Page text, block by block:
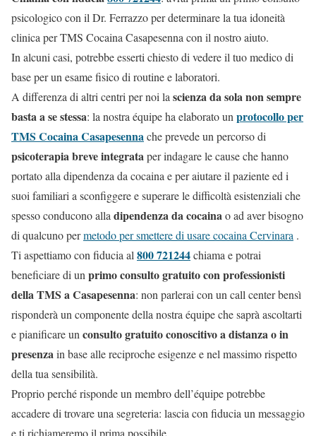
psicologico con il Dr. Ferrazzo per determinare la tua idoneità
clinica per TMS Cocaina Casapesenna con il nostro aiuto.
In alcuni casi, potrebbe esserti chiesto di vedere il tuo medico di
base per un esame fisico di routine e laboratori.
A differenza di altri centri per noi la scienza da sola non sempre
basta a se stessa: la nostra équipe ha elaborato un protocollo per
TMS Cocaina Casapesennache prevede un percorso di
psicoterapia breve integrataper indagare le cause che hanno
portato alla dipendenza da cocaina e per aiutare il paziente ed i
suoi familiari a sconfiggere e superare le difficoltà esistenziali che
spesso conducono alla dipendenza da cocainao ad aver bisogno
di qualcuno permetodo per smettere di usare cocaina Cervinara .
Ti aspettiamo con fiducia al 800 721244chiama e potrai
beneficiare di un primo consulto gratuito con professionisti
della TMS a Casapesenna: non parlerai con un call center bensì
risponderà un componente della nostra équipe che saprà ascoltarti
e pianificare un consulto gratuito conoscitivo a distanza o in
presenzain base alle reciproche esigenze e nel massimo rispetto
della tua sensibilità.
Proprio perché risponde un membro dell’équipe potrebbe
accadere di trovare una segreteria: lascia con fiducia un messaggio
e ti richiameremo il prima possibile.